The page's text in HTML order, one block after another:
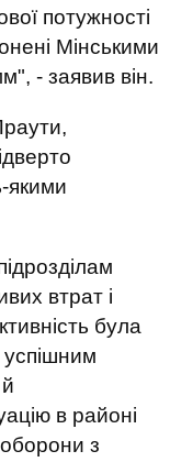
потужності
Мінськими
- заявив він.
якими
втрат і
була
в районі
з